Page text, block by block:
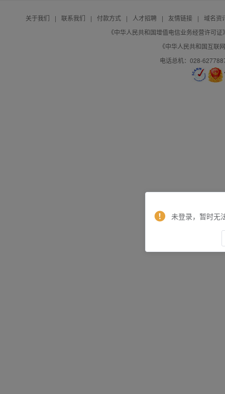
关于我们 | 联系我们 | 付款方式 | 人才招聘 | 友情链接 |
域名资
《中华人民共和国增值电信业务经营许可
《中华人民共和国互联
电话总机：028-
未登录，暂时无